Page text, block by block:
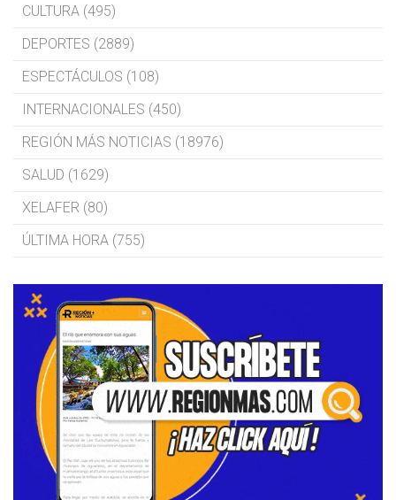
CULTURA (495)
DEPORTES (2889)
ESPECTÁCULOS (108)
INTERNACIONALES (450)
REGIÓN MÁS NOTICIAS (18976)
SALUD (1629)
XELAFER (80)
ÚLTIMA HORA (755)